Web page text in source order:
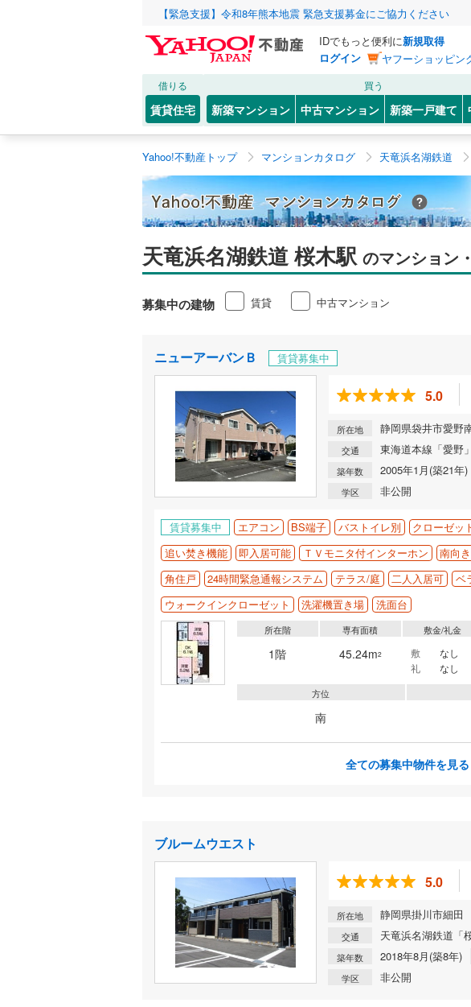
【緊急支援】令和8年熊本地震 緊急支援募金にご協力ください
IDでもっと便利に新規取得
ログイン
ヤフーショッピン
借りる
賃貸住宅
買う
新築マンション 中古マンション 新築一戸建て
Yahoo!不動産トップ マンションカタログ 天竜浜名湖鉄道
Yahoo!不動
天竜浜名湖鉄道 桜木駅 のマンション
募集中の建物 賃貸 中古マンション
ニューアーバンＢ 賃貸募集中
5.0
所在地 静岡県袋井市愛野
交通 東海道本線「愛
築年数 2005年1月(築21年)
学区 非公開
賃貸募集中 エアコン BS端子 バストイレ別 クローゼッ
追い焚き機能
即入居可能 ＴＶモニタ付インターホン 南向
角住戸
24時間緊急通報システム テラス/庭 二人入居可
ベ
ウォークインクローゼット
洗濯機置き場 洗面台
敷金/礼金
敷
なし
礼
なし
専有面積
45.24m2
所在階
1階
方位
南
全ての募集中物件を見る
ブルームウエスト
5.0
所在地 静岡県掛川市細田
交通 天竜浜名湖鉄道
築年数 2018年8月(築8年)
学区 非公開